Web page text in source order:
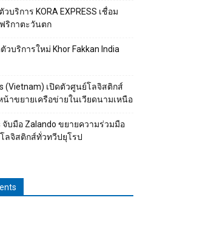
วบริการ KORA EXPRESS เชื่อม
ริกาตะวันตก
วบริการใหม่ Khor Fakkan India
(Vietnam) เปิดตัวศูนย์โลจิสติกส์
น้าขยายเครือข่ายในเวียดนามเหนือ
จับมือ Zalando ขยายความร่วมมือ
ลจิสติกส์ทั่วทวีปยุโรป